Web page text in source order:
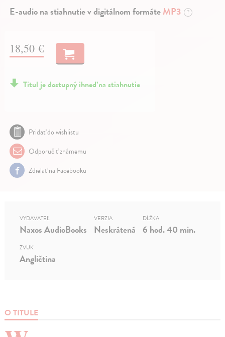
E-audio na stiahnutie v digitálnom formáteMP3 ?
18,50 €
Titul je dostupný ihneď na stiahnutie
Pridať do wishlistu
Odporučiť známemu
Zdielať na Facebooku
O TITULE
VYDAVATEĽ
Naxos AudioBooks
VERZIA
Neskrátená
DĹŽKA
6 hod. 40 min.
ZVUK
Angličtina